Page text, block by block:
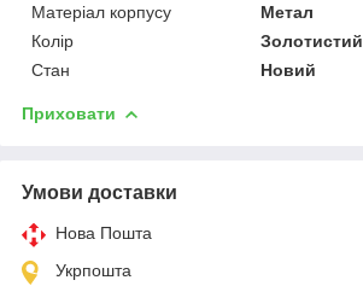
Матеріал корпусу
Метал
Колір
Золотистий
Стан
Новий
Приховати
Умови доставки
Нова Пошта
Укрпошта